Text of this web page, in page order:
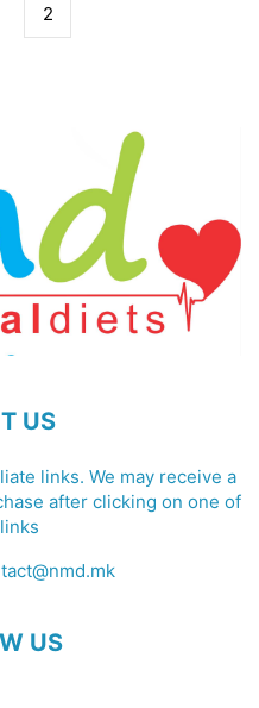
2
US
links. We may receive a
after clicking on one of
US